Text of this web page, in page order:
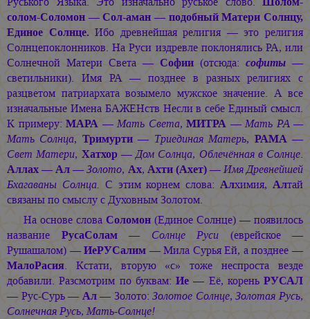
солом-Соломон — Сол-аман — подобный Матери Солнцу,
Единое Солнце. Ибо древнейшая религия — это религия
Солнцепоклонников. На Руси издревле поклонялись РА, или
Солнечной Матери Света — Софии (отсюда: софиты —
светильники). Имя РА — позднее в разных религиях с
разцветом патриархата возымело мужское значение. А все
изначальные Имена БАЖЕНств Несли в себе Единый смысл.
К примеру: МАРА — Мать Света, МИТРА — Мать РА —
Мать Солнца, Тримурти— Триединая Матерь, РАМА—
Свет Матери, Хатхор—Дом Солнца, Облечённая в Солнце.
Аллах—Ал—Золото, Ах, Ахти (Ахет)—Имя Древнейшей
Бхагаваны Солнца. С этим корнем слова:Алхимия,Алтай
связаны по смыслу с Духовным Золотом.
На основе слова Соломон (Единое Солнце) — появилось
название РусаСолам— Солнце Руси (еврейское —
Рушашалом) —ИеРУСалим — Мила Сурья Ей, а позднее —
МалоРасия. Кстати, вторую «с» тоже неспроста везде
добавили. Разсмотрим по буквам: Ие — Её, корень РУСАЛ
— Рус-Сурь — Ал— Золото:Золотое Солнце, Золотая Русь,
Солнечная Русь, Мать-Солнце!